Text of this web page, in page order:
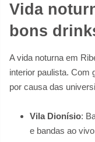
Vida
bons
A vida noturna em
interior paulista. Com
por causa das
Vila Dionísio:
e bandas ao